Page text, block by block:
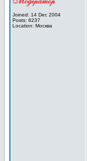
Joined: 14 Dec 2004
Posts: 6237
Location: Москва